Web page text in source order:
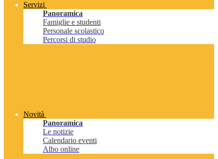
Servizi
Panoramica
Famiglie e studenti
Personale scolastico
Percorsi di studio
Novità
Panoramica
Le notizie
Calendario eventi
Albo online